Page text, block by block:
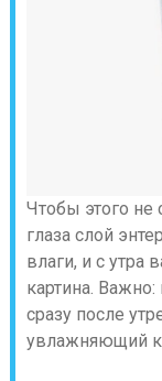
Чтобы этого не
глаза слой
влаги, и с утра
картина.
сразу после
увлажняющий